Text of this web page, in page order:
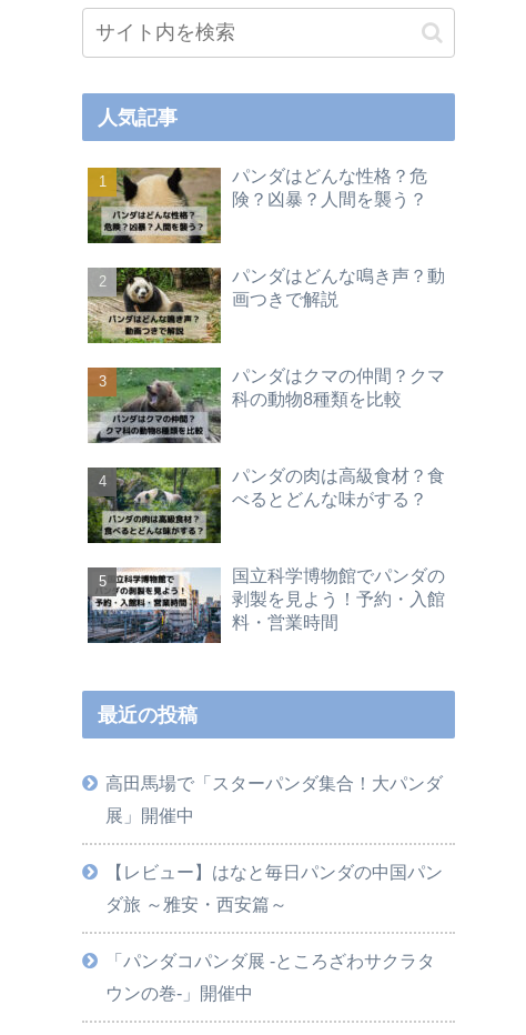
人気記事
パンダはどんな性格？危
険？凶暴？人間を襲う？
パンダはどんな鳴き声？動
画つきで解説
パンダはクマの仲間？クマ
科の動物8種類を比較
パンダの肉は高級食材？食
べるとどんな味がする？
国立科学博物館でパンダの
剥製を見よう！予約・入館
料・営業時間
最近の投稿
高田馬場で「スターパンダ集合！大パンダ
展」開催中
【レビュー】はなと毎日パンダの中国パン
ダ旅 ～雅安・西安篇～
「パンダコパンダ展 -ところざわサクラタ
ウンの巻-」開催中